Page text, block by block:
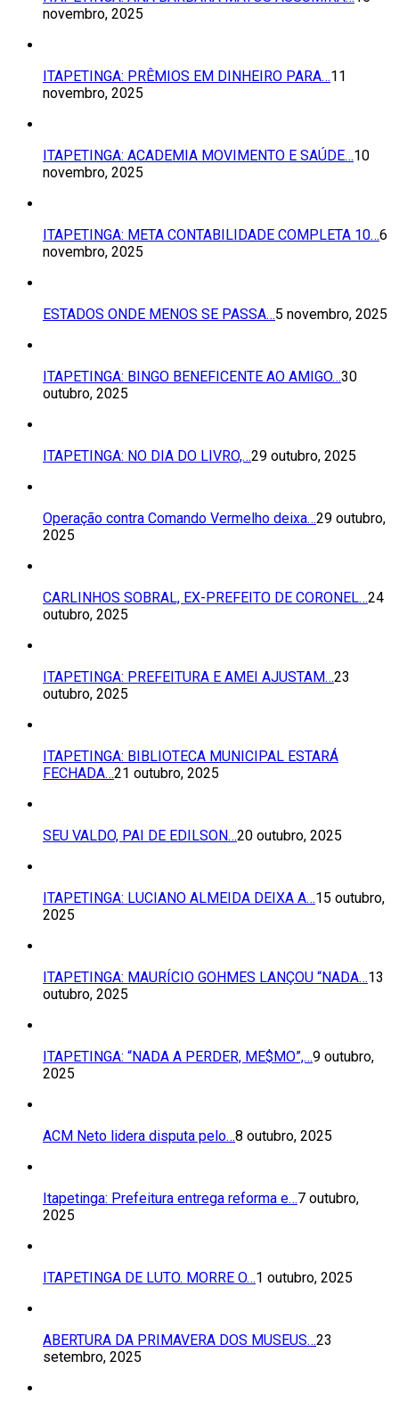
novembro, 2025
ITAPETINGA: PRÊMIOS EM DINHEIRO PARA…11
novembro, 2025
ITAPETINGA: ACADEMIA MOVIMENTO E SAÚDE…10
novembro, 2025
ITAPETINGA: META CONTABILIDADE COMPLETA 10…6
novembro, 2025
ESTADOS ONDE MENOS SE PASSA…5 novembro, 2025
ITAPETINGA: BINGO BENEFICENTE AO AMIGO…30
outubro, 2025
ITAPETINGA: NO DIA DO LIVRO,…29 outubro, 2025
Operação contra Comando Vermelho deixa…29 outubro,
2025
CARLINHOS SOBRAL, EX-PREFEITO DE CORONEL…24
outubro, 2025
ITAPETINGA: PREFEITURA E AMEI AJUSTAM…23
outubro, 2025
ITAPETINGA: BIBLIOTECA MUNICIPAL ESTARÁ
FECHADA…21 outubro, 2025
SEU VALDO, PAI DE EDILSON…20 outubro, 2025
ITAPETINGA: LUCIANO ALMEIDA DEIXA A…15 outubro,
2025
ITAPETINGA: MAURÍCIO GOHMES LANÇOU “NADA…13
outubro, 2025
ITAPETINGA: “NADA A PERDER, ME$MO”,…9 outubro,
2025
ACM Neto lidera disputa pelo…8 outubro, 2025
Itapetinga: Prefeitura entrega reforma e…7 outubro,
2025
ITAPETINGA DE LUTO. MORRE O…1 outubro, 2025
ABERTURA DA PRIMAVERA DOS MUSEUS…23
setembro, 2025